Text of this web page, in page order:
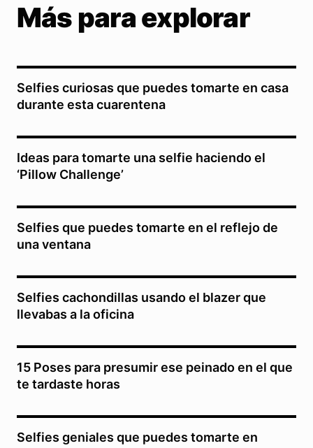
Más para explorar
Selfies curiosas que puedes tomarte en casa
durante esta cuarentena
Ideas para tomarte una selfie haciendo el
‘Pillow Challenge’
Selfies que puedes tomarte en el reflejo de
una ventana
Selfies cachondillas usando el blazer que
llevabas a la oficina
15 Poses para presumir ese peinado en el que
te tardaste horas
Selfies geniales que puedes tomarte en